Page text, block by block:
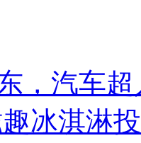
，汽车
冰淇淋